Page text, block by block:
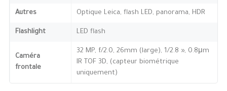
Autres Optique Leica, flash LED, panorama, HDR
Flashlight LED flash
Caméra
frontale
32 MP, f/2.0, 26mm (large), 1/2.8 », 0.8μm
IR TOF 3D, (capteur biométrique
uniquement)